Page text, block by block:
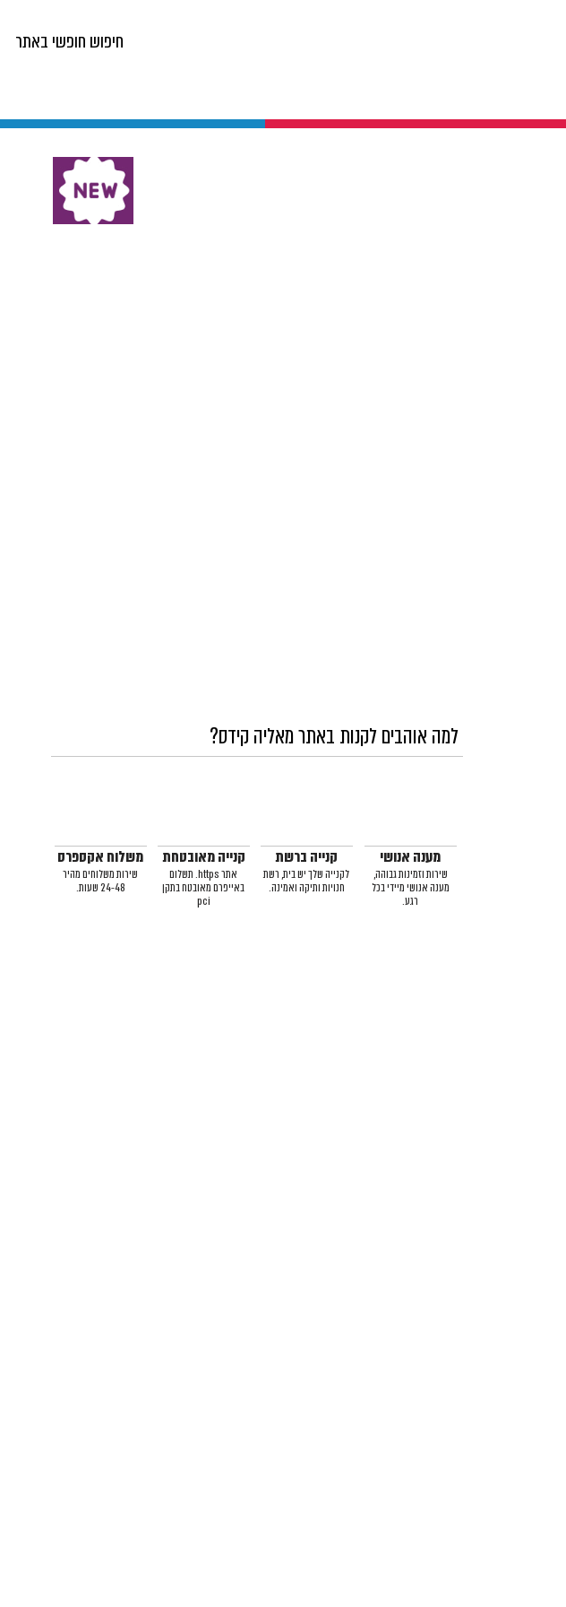
למה אוהבים לקנות באתר מאליה קידס?
משלוח אקספרס
שירות משלוחים מהיר
24-48 שעות.
קנייה מאובטחת
אתר https. תשלום
באייפרם מאובטח בתקן
pci
קנייה ברשת
לקנייה שלך יש בית, רשת
חנויות ותיקה ואמינה.
מענה אנושי
שירות וזמינות גבוהה,
מענה אנושי מיידי בכל
רגע.